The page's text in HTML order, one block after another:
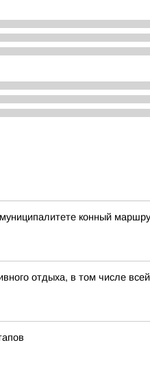
конный
отдыха, в том числе